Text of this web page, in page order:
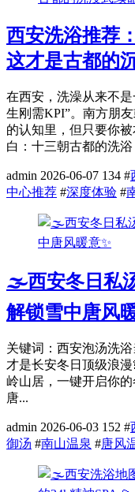
西安洗浴推荐
这才是古都的
在西安，洗澡从来不
生刚需KPI”。南方朋
的认知里，但只要你
白：十三朝古都的洗
admin 2026-06-07 134 #
中心推荐 #深度体验 #
🌫️西安冬日私
解锁雪中唐风
关键词：西安泡汤洗
才是长安冬日顶级浪
岭山居，一键开启你
唐...
admin 2026-06-03 152 #
御汤 #南山温泉 #唐风